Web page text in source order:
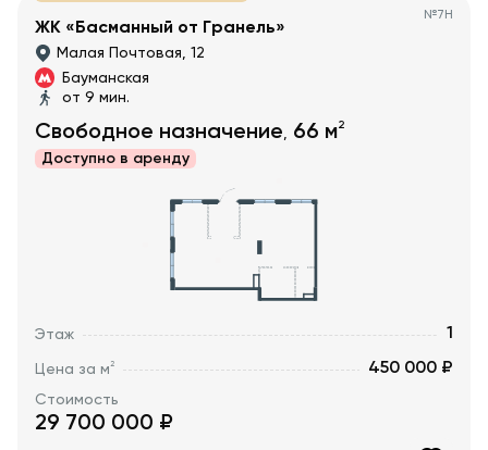
№7H
ЖК «Басманный от Гранель»
Малая Почтовая, 12
Бауманская
от 9 мин.
Свободное назначение, 66 м2
Доступно в аренду
Этаж 1
Цена за м2 450 000 ₽
Стоимость
29 700 000 ₽